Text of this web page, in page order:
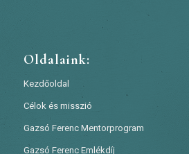
Oldalaink:
Kezdőoldal
Célok és misszió
Gazsó Ferenc Mentorprogram
Gazsó Ferenc Emlékdíj